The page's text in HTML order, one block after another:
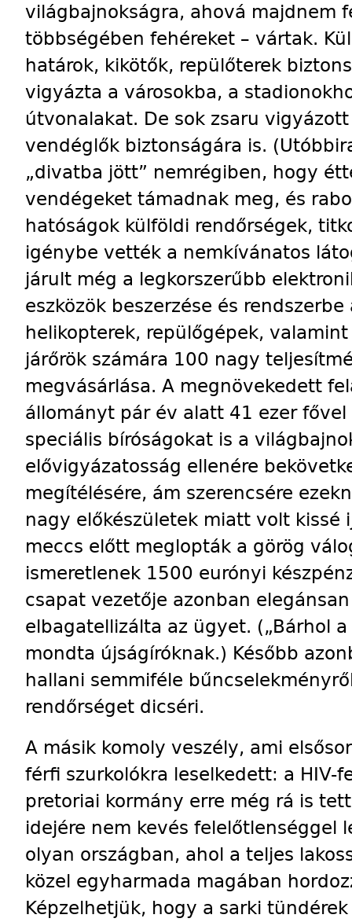
világbajnokságra, ahová majdnem
többségében fehéreket – vártak.
határok, kikötők, repülőterek
vigyázta a városokba, a
útvonalakat. De sok zsaru
vendéglők biztonságára is.
„divatba jött” nemrégiben, hogy
vendégeket támadnak meg, és
hatóságok külföldi rendőrségek,
igénybe vették a nemkívánatos
járult még a legkorszerűbb
eszközök beszerzése és
helikopterek, repülőgépek,
járőrök számára 100 nagy
megvásárlása. A megnövekedett
állományt pár év alatt 41 ezer
speciális bíróságokat is a
elővigyázatosság ellenére
megítélésére, ám szerencsére
nagy előkészületek miatt volt kissé
meccs előtt meglopták a görög
ismeretlenek 1500 eurónyi
csapat vezetője azonban
elbagatellizálta az ügyet. („Bárhol
mondta újságíróknak.) Később
hallani semmiféle
rendőrséget dicséri.
A másik komoly veszély, ami
férfi szurkolókra leselkedett: a HIV-
pretoriai kormány erre még rá is
idejére nem kevés felelőtlenséggel
olyan országban, ahol a teljes
közel egyharmada magában
Képzelhetjük, hogy a sarki